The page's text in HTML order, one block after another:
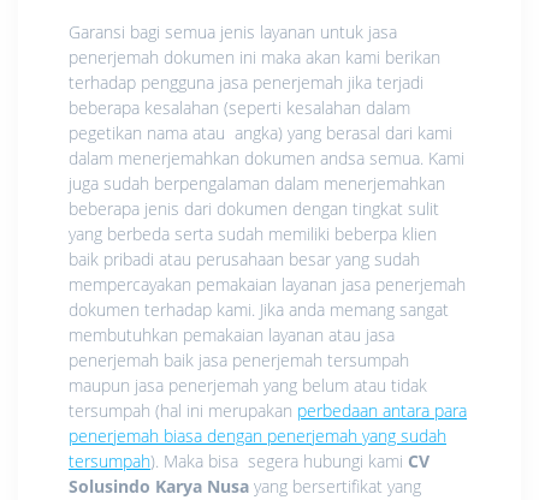
Garansi bagi semua jenis layanan untuk jasa
penerjemah dokumen ini maka akan kami berikan
terhadap pengguna jasa penerjemah jika terjadi
beberapa kesalahan (seperti kesalahan dalam
pegetikan nama atau angka) yang berasal dari kami
dalam menerjemahkan dokumen andsa semua. Kami
juga sudah berpengalaman dalam menerjemahkan
beberapa jenis dari dokumen dengan tingkat sulit
yang berbeda serta sudah memiliki beberpa klien
baik pribadi atau perusahaan besar yang sudah
mempercayakan pemakaian layanan jasa penerjemah
dokumen terhadap kami. Jika anda memang sangat
membutuhkan pemakaian layanan atau jasa
penerjemah baik jasa penerjemah tersumpah
maupun jasa penerjemah yang belum atau tidak
tersumpah (hal ini merupakan perbedaan antara para
penerjemah biasa dengan penerjemah yang sudah
tersumpah). Maka bisa segera hubungi kami CV
Solusindo Karya Nusa yang bersertifikat yang